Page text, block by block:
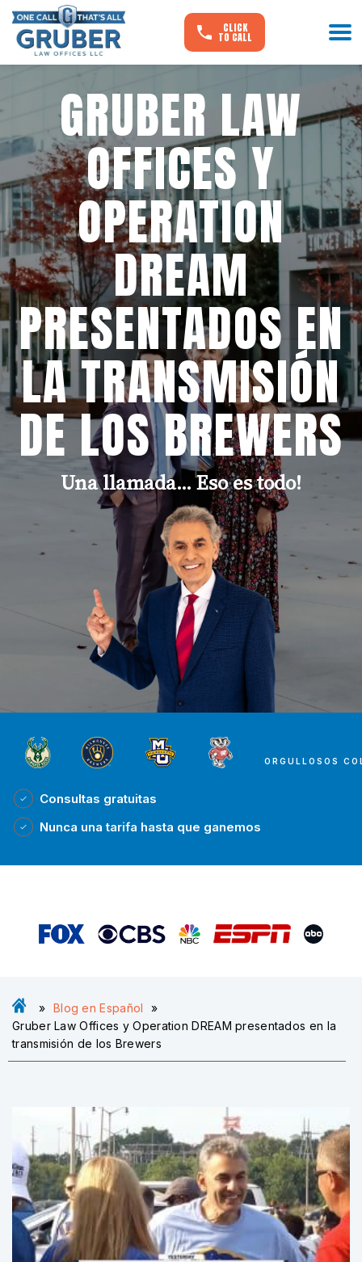
CLICK
TO CALL
GRUBER LAW
OFFICES Y
OPERATION
DREAM
PRESENTADOS EN
LA TRANSMISIÓN
DE LOS BREWERS
Una llamada... Eso es todo!
ORGULLOSOS
Consultas gratuitas
Nunca una tarifa hasta que ganemos
COMO SE VE EN
» Blog en Español
»
Gruber Law Offices y Operation DREAM presentados en la
transmisión de los Brewers